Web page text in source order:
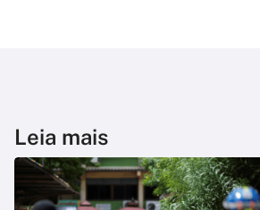
Leia mais